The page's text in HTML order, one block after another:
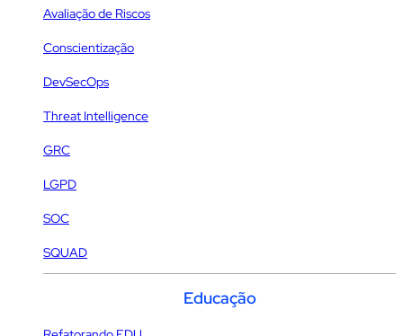
Avaliação de Riscos
Conscientização
DevSecOps
Threat Intelligence
GRC
LGPD
SOC
SQUAD
Educação